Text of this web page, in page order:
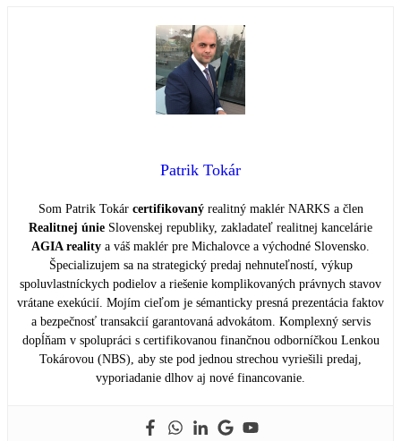
Patrik Tokár
Som Patrik Tokár certifikovaný realitný maklér NARKS a člen
Realitnej únie Slovenskej republiky, zakladateľ realitnej kancelárie
AGIA reality a váš maklér pre Michalovce a východné Slovensko.
Špecializujem sa na strategický predaj nehnuteľností, výkup
spoluvlastníckych podielov a riešenie komplikovaných právnych stavov
vrátane exekúcií. Mojím cieľom je sémanticky presná prezentácia faktov
a bezpečnosť transakcií garantovaná advokátom. Komplexný servis
dopĺňam v spolupráci s certifikovanou finančnou odborníčkou Lenkou
Tokárovou (NBS), aby ste pod jednou strechou vyriešili predaj,
vyporiadanie dlhov aj nové financovanie.